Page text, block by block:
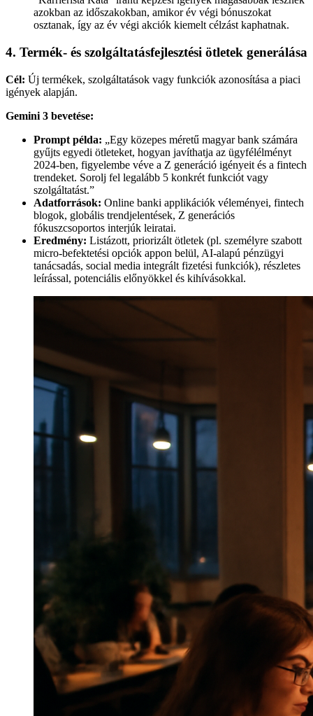
azokban az időszakokban, amikor év végi bónuszokat
osztanak, így az év végi akciók kiemelt célzást kaphatnak.
4. Termék- és szolgáltatásfejlesztési ötletek generálása
Cél: Új termékek, szolgáltatások vagy funkciók azonosítása a piaci
igények alapján.
Gemini 3 bevetése:
Prompt példa: „Egy közepes méretű magyar bank számára
gyűjts egyedi ötleteket, hogyan javíthatja az ügyfélélményt
2024-ben, figyelembe véve a Z generáció igényeit és a fintech
trendeket. Sorolj fel legalább 5 konkrét funkciót vagy
szolgáltatást.”
Adatforrások: Online banki applikációk véleményei, fintech
blogok, globális trendjelentések, Z generációs
fókuszcsoportos interjúk leiratai.
Eredmény: Listázott, priorizált ötletek (pl. személyre szabott
micro-befektetési opciók appon belül, AI-alapú pénzügyi
tanácsadás, social media integrált fizetési funkciók), részletes
leírással, potenciális előnyökkel és kihívásokkal.